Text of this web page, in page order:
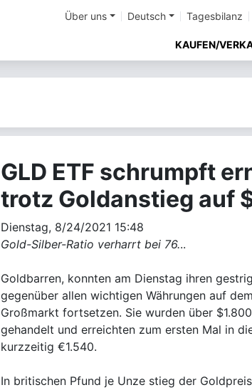
Über uns Deutsch Tagesbilanz
KAUFEN/
GLD ETF schrumpft
trotz Goldanstieg auf
Dienstag, 8/24/2021 15:48
Gold-Silber-Ratio verharrt bei 76...
Goldbarren, konnten am Dienstag ihren
gegenüber allen wichtigen Währungen auf
Großmarkt fortsetzen. Sie wurden über
gehandelt und erreichten zum ersten Mal in
kurzzeitig €1.540.
In britischen Pfund je Unze stieg der